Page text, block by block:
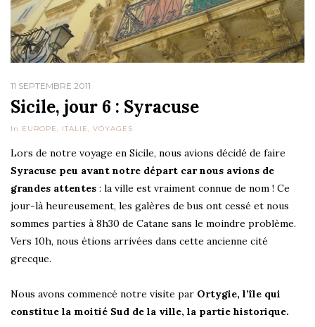
11 SEPTEMBRE 2011
Sicile, jour 6 : Syracuse
In EUROPE, ITALIE, VOYAGES
Lors de notre voyage en Sicile, nous avions décidé de faire
Syracuse peu avant notre départ car nous avions de
grandes attentes : la ville est vraiment connue de nom ! Ce
jour-là heureusement, les galères de bus ont cessé et nous
sommes parties à 8h30 de Catane sans le moindre problème.
Vers 10h, nous étions arrivées dans cette ancienne cité
grecque.
Nous avons commencé notre visite par Ortygie, l’île qui
constitue la moitié Sud de la ville, la partie historique.